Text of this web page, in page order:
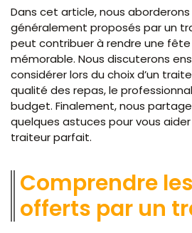
Dans cet article, nous aborderons
généralement proposés par un
peut contribuer à rendre une fête
mémorable. Nous discuterons
considérer lors du choix d’un
qualité des repas, le
budget. Finalement, nous
quelques astuces pour vous
traiteur parfait.
Comprendre
offerts par un